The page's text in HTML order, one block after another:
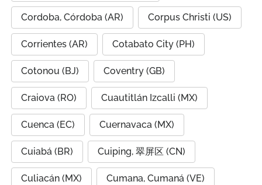
Cordoba, Córdoba (AR) Corpus Christi (US)
Corrientes (AR) Cotabato City (PH)
Cotonou (BJ) Coventry (GB)
Craiova (RO) Cuautitlán Izcalli (MX)
Cuenca (EC) Cuernavaca (MX)
Cuiabá (BR) Cuiping, 翠屏区 (CN)
Culiacán (MX) Cumana, Cumaná (VE)